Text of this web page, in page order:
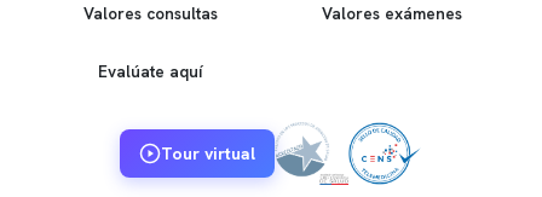
Valores consultas Valores exámenes
Evalúate aquí
Tour virtual